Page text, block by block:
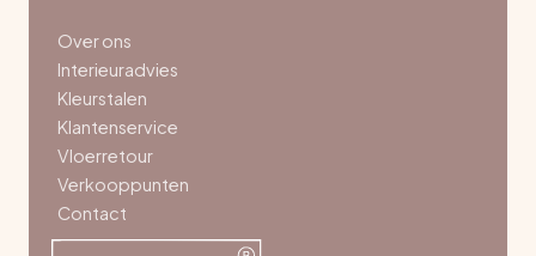
Over ons
Interieuradvies
Kleurstalen
Klantenservice
Vloerretour
Verkooppunten
Contact